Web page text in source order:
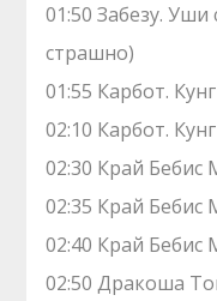
01:50 Забезу.
страшно)
01:55 Карбот.
02:10 Карбот.
02:30 Край Бебис
02:35 Край Бебис
02:40 Край Бебис
02:50 Дракоша